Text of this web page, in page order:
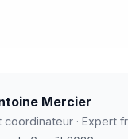
Mercier
coordinateur · Expert